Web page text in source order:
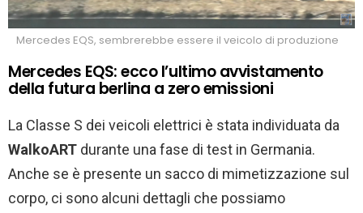
Mercedes EQS, sembrerebbe essere il veicolo di produzione
Mercedes EQS: ecco l’ultimo avvistamento
della futura berlina a zero emissioni
La Classe S dei veicoli elettrici è stata individuata da
WalkoART durante una fase di test in Germania.
Anche se è presente un sacco di mimetizzazione sul
corpo, ci sono alcuni dettagli che possiamo